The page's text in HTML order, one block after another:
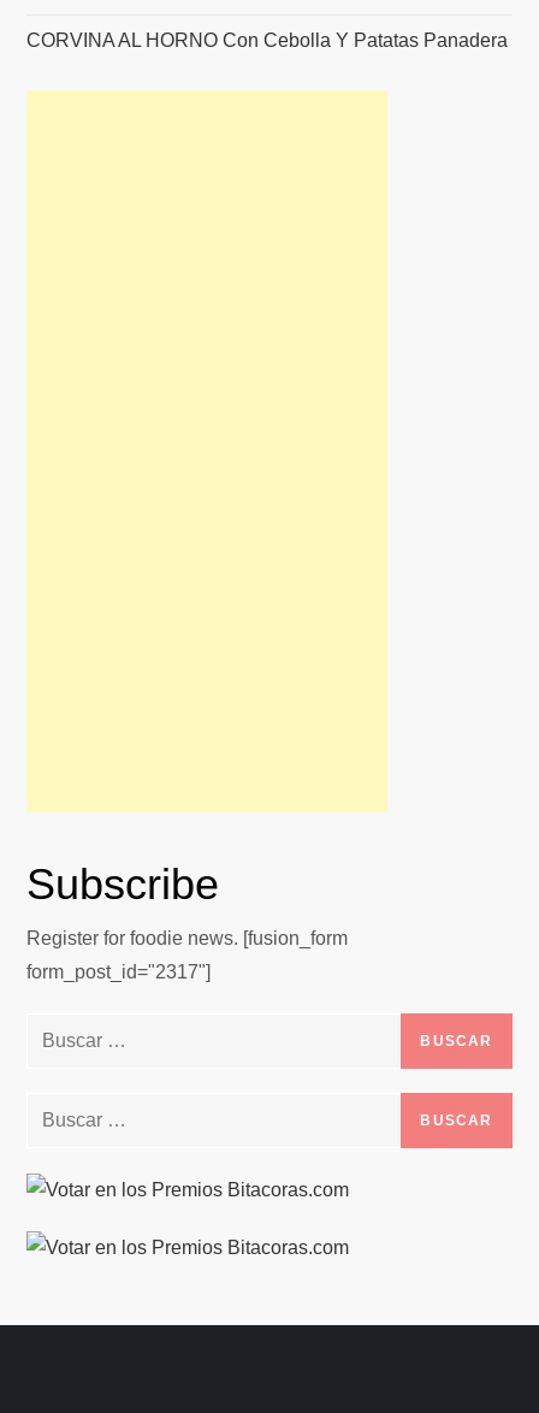
CORVINA AL HORNO Con Cebolla Y Patatas Panadera
Subscribe
Register for foodie news. [fusion_form
form_post_id="2317"]
Buscar:
Buscar: